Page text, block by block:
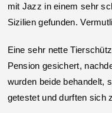
mit Jazz in einem sehr
Sizilien gefunden.
Eine sehr nette
Pension gesichert,
wurden beide behandelt,
getestet und durften sich